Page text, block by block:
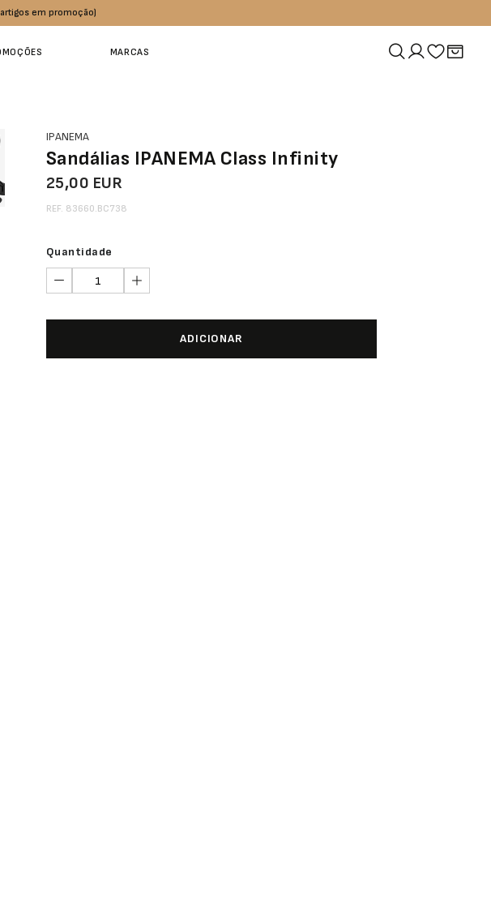
em promoção)
MARCAS
IPANEMA
Sandálias IPANEMA Class Infinity
25,00 EUR
REF. 83660.BC738
Quantidade
ADICIONAR